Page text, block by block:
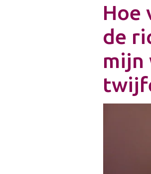
Hoe
de
mijn